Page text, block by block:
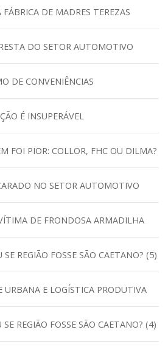
DE MADRES TEREZAS
DO SETOR AUTOMOTIVO
DE CONVENIÊNCIAS
É INSUPERÁVEL
FOI PIOR: COLLOR, FHC OU DILMA?
NO SETOR AUTOMOTIVO
DE FRONDOSA ARMADILHA
SE REGIÃO FOSSE SÃO CAETANO? (5)
URBANA E LOGÍSTICA PRODUTIVA
SE REGIÃO FOSSE SÃO CAETANO? (4)